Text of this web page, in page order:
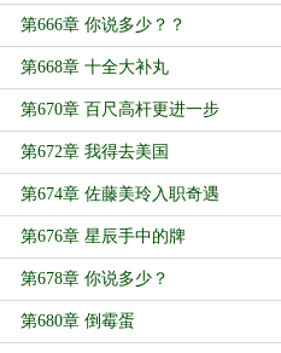
第666章 你说多少？？
第668章 十全大补丸
第670章 百尺高杆更进一步
第672章 我得去美国
第674章 佐藤美玲入职奇遇
第676章 星辰手中的牌
第678章 你说多少？
第680章 倒霉蛋